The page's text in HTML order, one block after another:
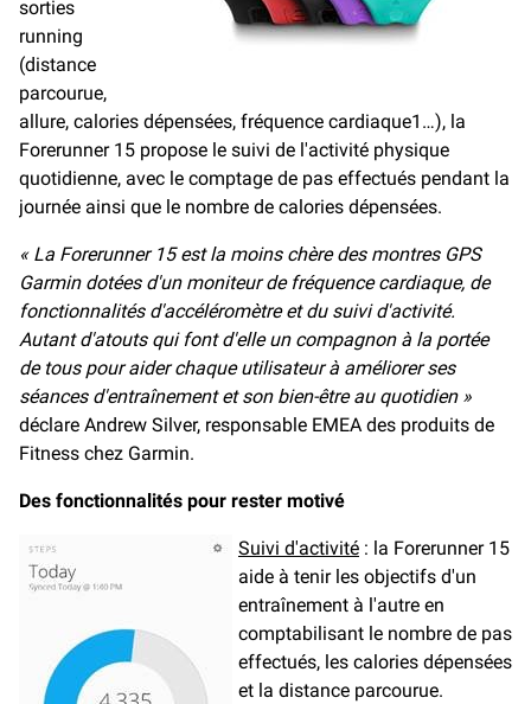
sorties
running
(distance
parcourue,
allure, calories dépensées, fréquence cardiaque1…), la
Forerunner 15 propose le suivi de l'activité physique
quotidienne, avec le comptage de pas effectués pendant la
journée ainsi que le nombre de calories dépensées.
« La Forerunner 15 est la moins chère des montres GPS
Garmin dotées d'un moniteur de fréquence cardiaque, de
fonctionnalités d'accéléromètre et du suivi d'activité.
Autant d'atouts qui font d'elle un compagnon à la portée
de tous pour aider chaque utilisateur à améliorer ses
séances d'entraînement et son bien-être au quotidien »
déclare Andrew Silver, responsable EMEA des produits de
Fitness chez Garmin.
Des fonctionnalités pour rester motivé
Suivi d'activité : la Forerunner 15
aide à tenir les objectifs d'un
entraînement à l'autre en
comptabilisant le nombre de pas
effectués, les calories dépensées
et la distance parcourue.